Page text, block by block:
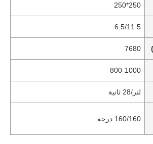
250*250
6.5/11.5
7680
800-1000
لتر/28 ثانية
160/160 درجة